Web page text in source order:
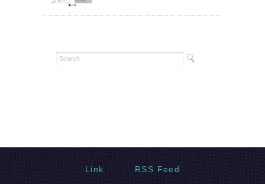
Link - - - -RSS Feed